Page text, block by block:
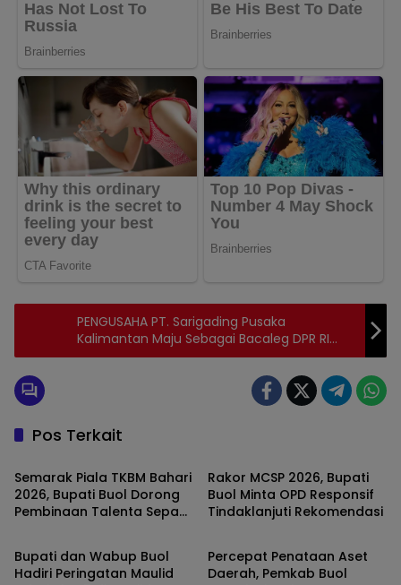
PENGUSAHA PT. Sarigading Pusaka
Kalimantan Maju Sebagai Bacaleg DPR RI
Dapil 1 Kalimantan Selatan
Pos Terkait
BUOL
Semarak Piala TKBM Bahari
2026, Bupati Buol Dorong
Pembinaan Talenta Sepak
Rakor MCSP 2026, Bupati
Buol Minta OPD Responsif
Tindaklanjuti Rekomendasi
BUOL
Bupati dan Wabup Buol
Hadiri Peringatan Maulid
BUOL
Percepat Penataan Aset
Daerah, Pemkab Buol